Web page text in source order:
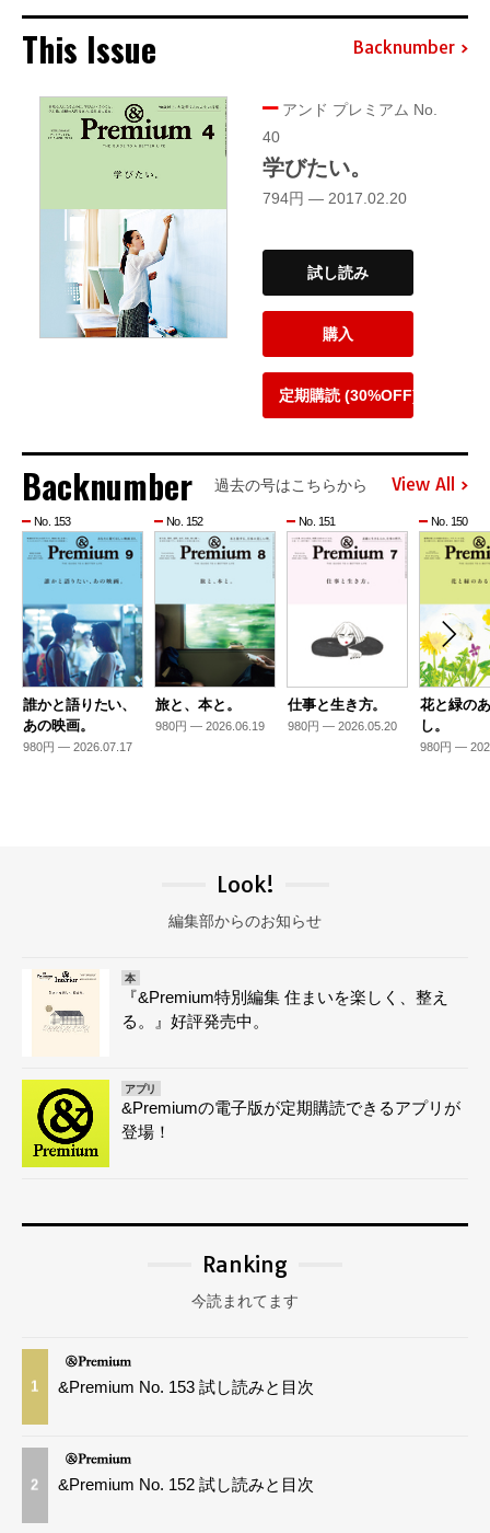
This Issue Backnumber
アンド プレミアム No.
40
学びたい。
794円 — 2017.02.20
試し読み
購入
定期購読 (30%OFF)
Backnumber 過去の号はこちらから View All
No. 153
誰かと語りたい、
あの映画。
980円 — 2026.07.17
No. 152
旅と、本と。
980円 — 2026.06.19
No. 151
仕事と生き方。
980円 — 2026.05.20
No. 150
花と緑の
し。
980円 —
Look!
編集部からのお知らせ
本
『&Premium特別編集 住まいを楽しく、整え
る。』好評発売中。
アプリ
&Premiumの電子版が定期購読できるアプリが
登場！
Ranking
今読まれてます
1 &Premium No. 153 試し読みと目次
2 &Premium No. 152 試し読みと目次